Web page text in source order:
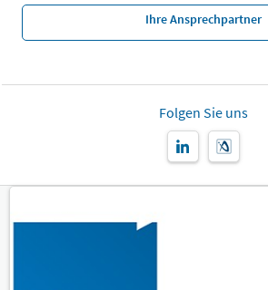
Ihre Ansprechpartner
Folgen Sie uns